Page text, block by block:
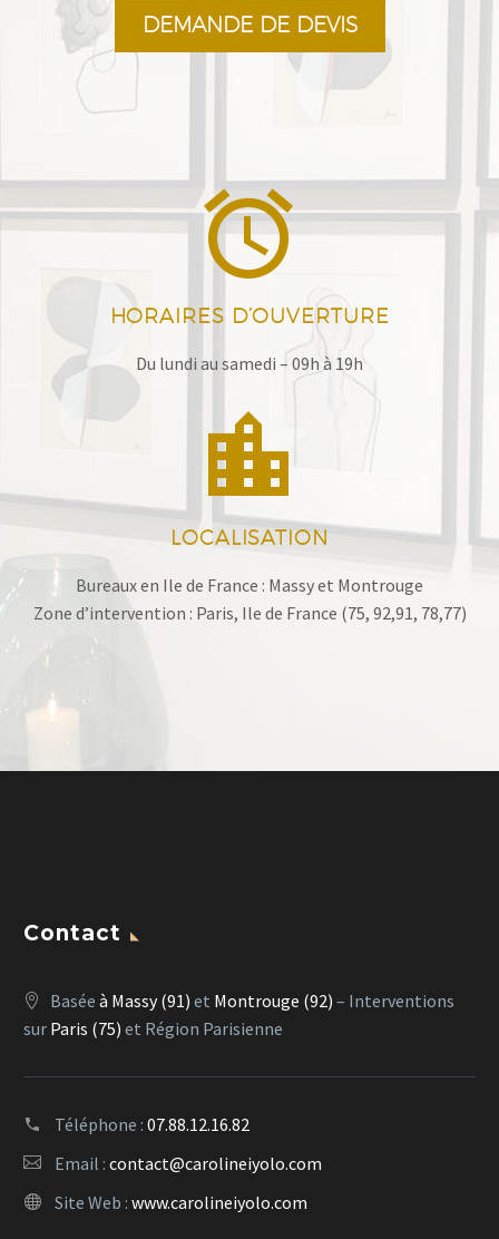
DEMANDE DE DEVIS


HORAIRES D’OUVERTURE
Du lundi au samedi – 09h à 19h


LOCALISATION
Bureaux en Ile de France : Massy et Montrouge
Zone d’intervention : Paris, Ile de France (75, 92,91, 78,77)
Contact
Basée à Massy (91) et Montrouge (92) – Interventions
sur Paris (75) et Région Parisienne
Téléphone : 07.88.12.16.82
Email : contact@carolineiyolo.com
Site Web : www.carolineiyolo.com